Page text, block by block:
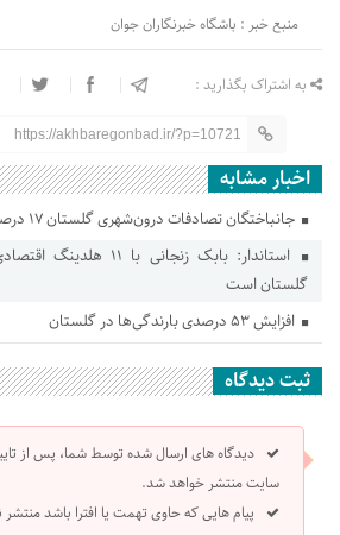
منبع خبر : باشگاه خبرنگاران جوان
به اشتراک بگذارید :
https://akhbaregonbad.ir/?p=10721
اخبار مشابه
جانباختگان تصادفات درون‌شهری گلستان ۱۷ درصد کاهش یافت
استاندار: بابک زنجانی
گلستان است
افزایش ۵۳ درصدی بارندگی‌ها در گلستان
ثبت دیدگاه
دیدگاه های ارسال شده توسط شما، پس از
سایت منتشر خواهد شد.
پیام هایی که حاوی تهمت یا افترا باشد